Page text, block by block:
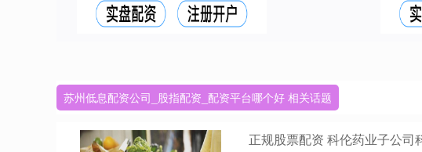
苏州低息配资公司_股指配资_配资平台哪个好 相关话题
正规股票配资 科伦药业子公